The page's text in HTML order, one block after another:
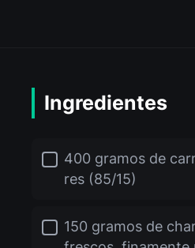
Ingredientes
400 gramos de
res (85/15)
150 gramos de